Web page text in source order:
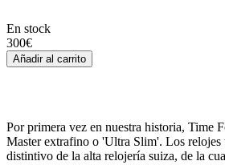
En stock
300€
Añadir al carrito
Por primera vez en nuestra historia, Time
Master extrafino o 'Ultra Slim'. Los relojes
distintivo de la alta relojería suiza, de la